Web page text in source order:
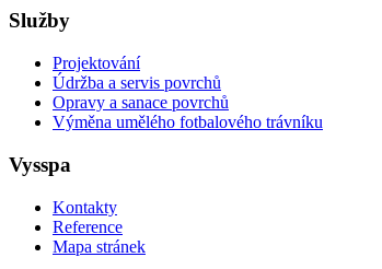
Služby
Projektování
Údržba a servis povrchů
Opravy a sanace povrchů
Výměna umělého fotbalového trávníku
Vysspa
Kontakty
Reference
Mapa stránek